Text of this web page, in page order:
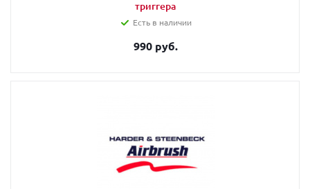
триггера
Есть в наличии
990 руб.